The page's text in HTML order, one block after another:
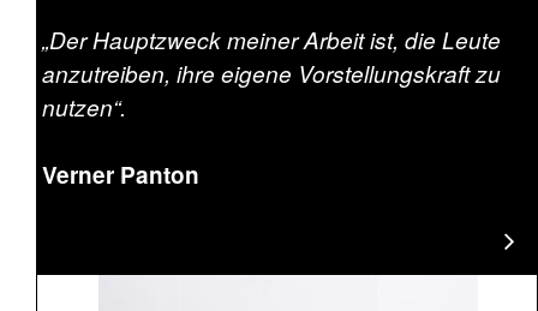
„Der Hauptzweck meiner Arbeit ist, die Leute
anzutreiben, ihre eigene Vorstellungskraft zu
nutzen“.
Verner Panton